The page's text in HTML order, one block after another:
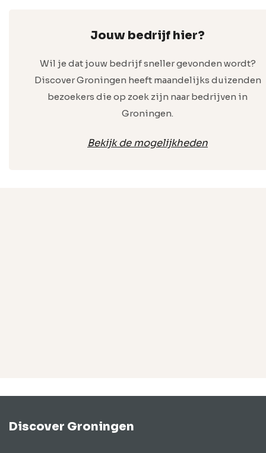
Jouw bedrijf hier?
Wil je dat jouw bedrijf sneller gevonden wordt?
Discover Groningen heeft maandelijks duizenden
bezoekers die op zoek zijn naar bedrijven in
Groningen.
Bekijk de mogelijkheden
Discover Groningen